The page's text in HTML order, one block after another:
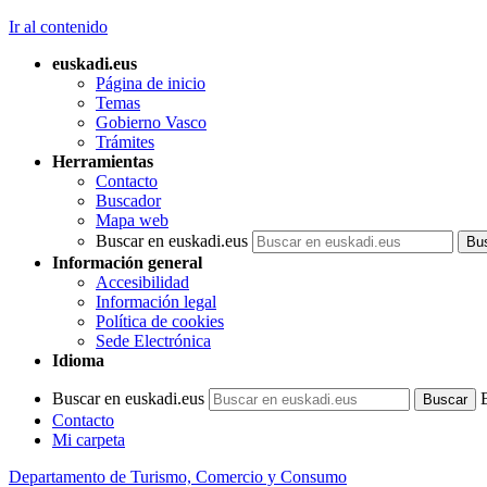
Ir al contenido
euskadi.eus
Página de inicio
Temas
Gobierno Vasco
Trámites
Herramientas
Contacto
Buscador
Mapa web
Buscar en euskadi.eus
Información general
Accesibilidad
Información legal
Política de cookies
Sede Electrónica
Idioma
Buscar en euskadi.eus
Contacto
Mi carpeta
Departamento de Turismo, Comercio y Consumo